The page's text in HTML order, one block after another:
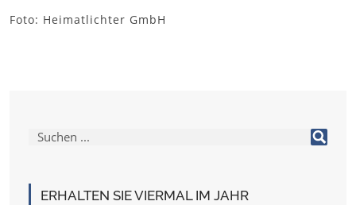
ERHALTEN SIE VIERMAL IM JAHR
Foto: Heimatlichter GmbH